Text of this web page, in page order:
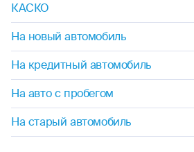
КАСКО
На новый автомобиль
На кредитный автомобиль
На авто с пробегом
На старый автомобиль